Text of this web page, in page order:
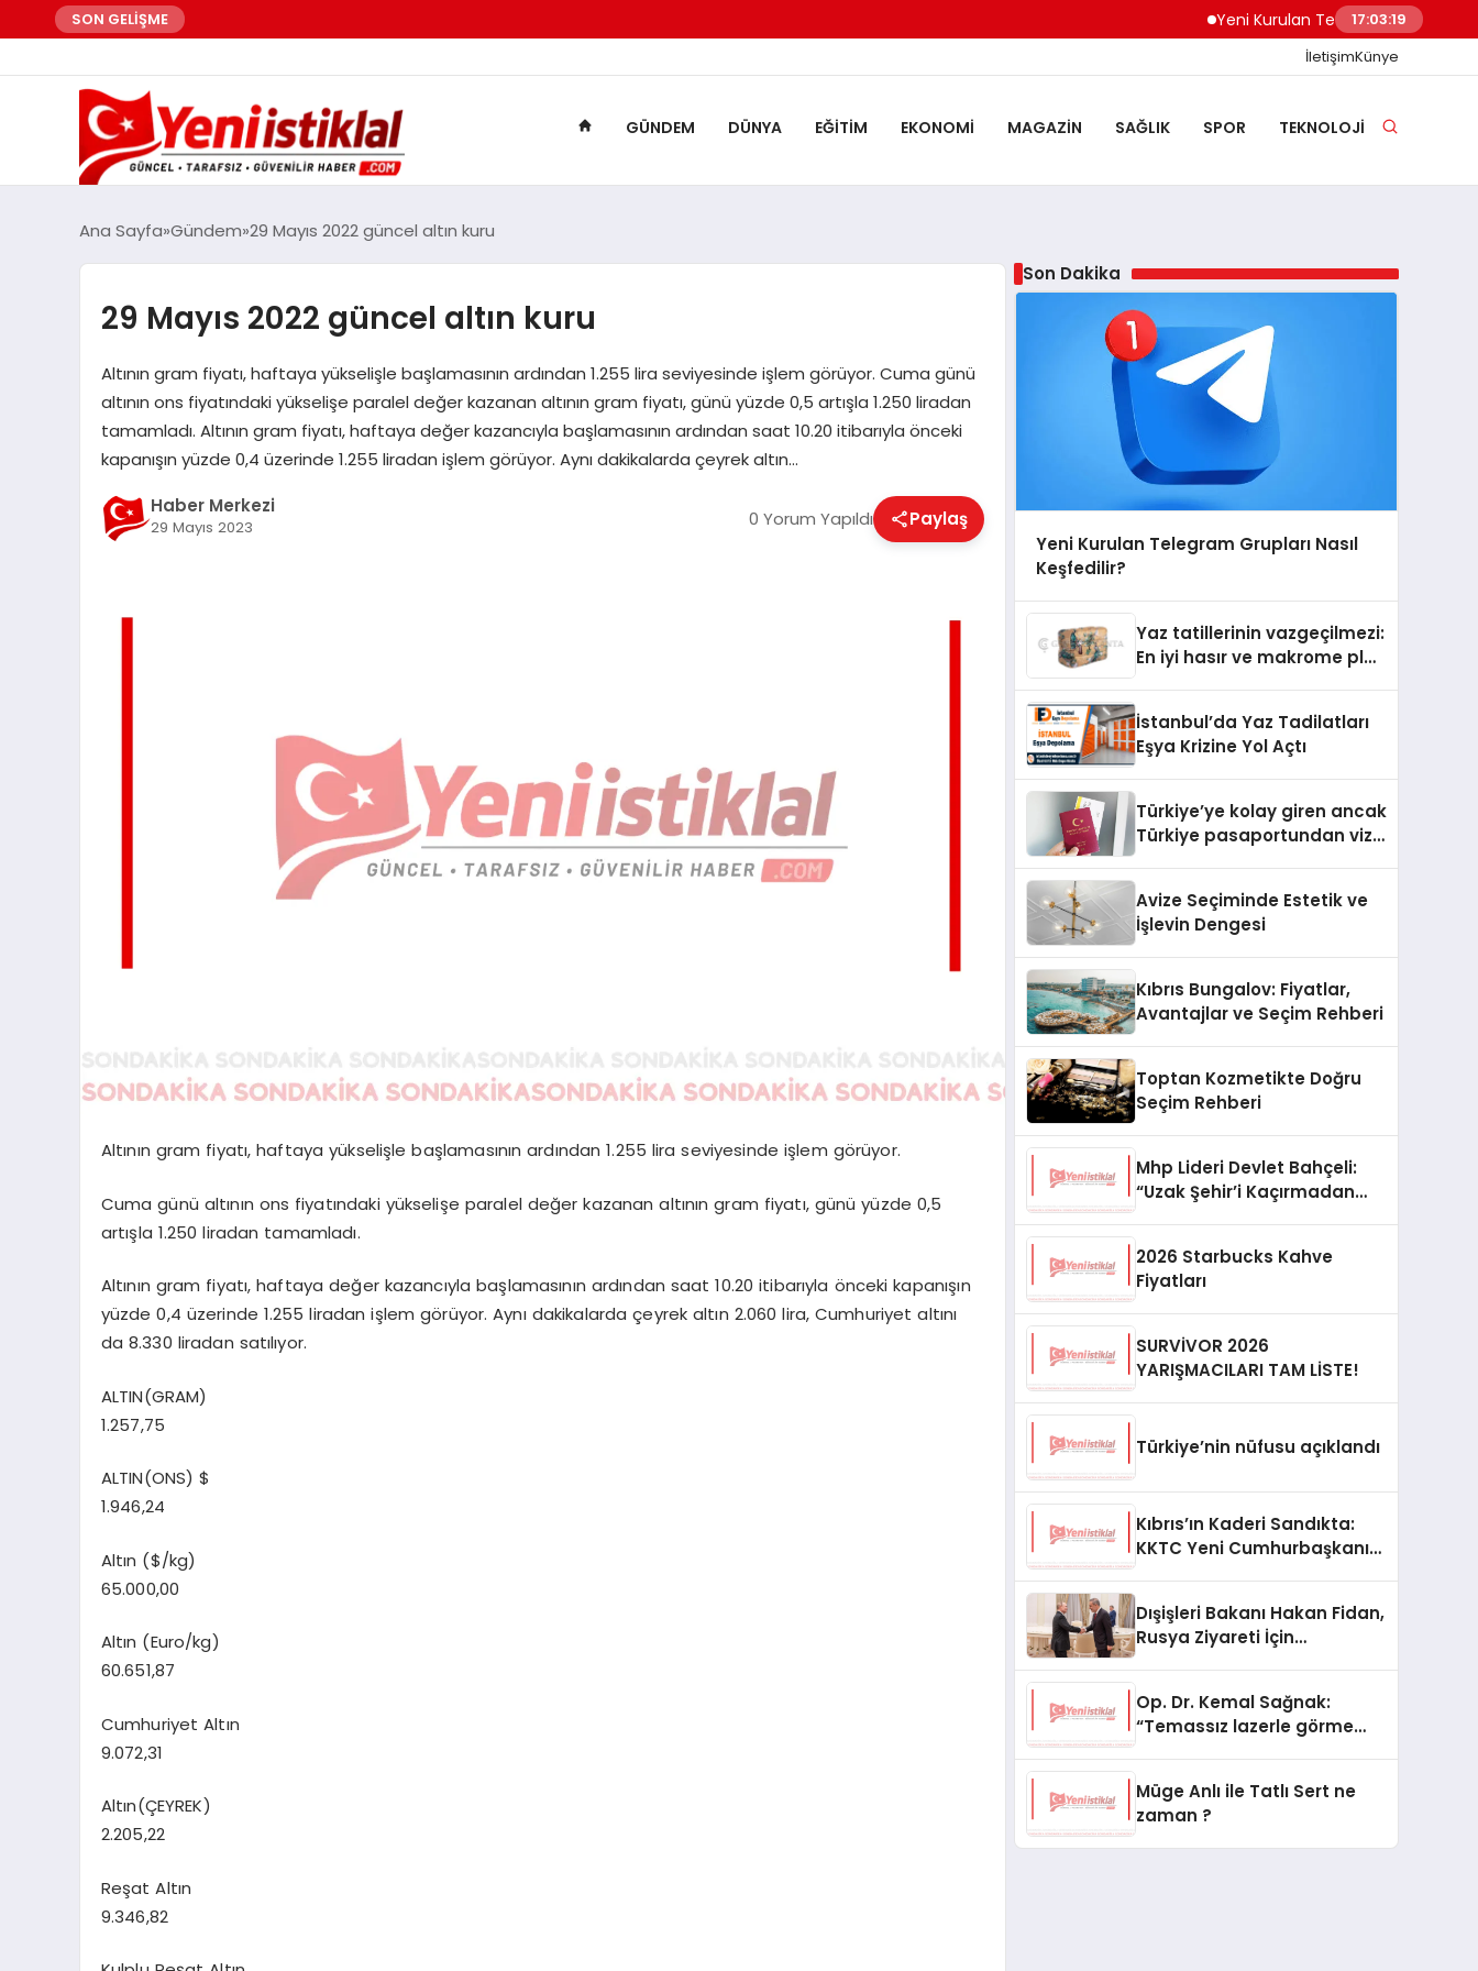
SON GELİŞME Yeni Kurulan Telegram Grupları Nasıl
17:03:20
İletişimKünye
GÜNDEM DÜNYA EĞITIM EKONOMI MAGAZIN SAĞLIK SPOR TEKNOLOJI
Ana Sayfa Gündem 29 Mayıs 2022 güncel altın kuru
29 Mayıs 2022 güncel altın kuru
Altının gram fiyatı, haftaya yükselişle başlamasının ardından 1.255 lira seviyesinde işlem görüyor. Cuma günü
altının ons fiyatındaki yükselişe paralel değer kazanan altının gram fiyatı, günü yüzde 0,5 artışla 1.250 liradan
tamamladı. Altının gram fiyatı, haftaya değer kazancıyla başlamasının ardından saat 10.20 itibarıyla önceki
kapanışın yüzde 0,4 üzerinde 1.255 liradan işlem görüyor. Aynı dakikalarda çeyrek altın…
Haber Merkezi
29 Mayıs 2023 0 Yorum Yapıldı Paylaş
Altının gram fiyatı, haftaya yükselişle başlamasının ardından 1.255 lira seviyesinde işlem görüyor.
Cuma günü altının ons fiyatındaki yükselişe paralel değer kazanan altının gram fiyatı, günü yüzde 0,5
artışla 1.250 liradan tamamladı.
Altının gram fiyatı, haftaya değer kazancıyla başlamasının ardından saat 10.20 itibarıyla önceki kapanışın
yüzde 0,4 üzerinde 1.255 liradan işlem görüyor. Aynı dakikalarda çeyrek altın 2.060 lira, Cumhuriyet altını
da 8.330 liradan satılıyor.
ALTIN(GRAM)
1.257,75
ALTIN(ONS) $
1.946,24
Altın ($/kg)
65.000,00
Altın (Euro/kg)
60.651,87
Cumhuriyet Altın
9.072,31
Altın(ÇEYREK)
2.205,22
Reşat Altın
9.346,82
Son Dakika
Yeni Kurulan Telegram Grupları Nasıl
Keşfedilir?
Yaz tatillerinin vazgeçilmezi:
En iyi hasır ve makrome plaj
İstanbul’da Yaz Tadilatları
Eşya Krizine Yol Açtı
Türkiye’ye kolay giren ancak
Türkiye pasaportundan vize
Avize Seçiminde Estetik ve
İşlevin Dengesi
Kıbrıs Bungalov: Fiyatlar,
Avantajlar ve Seçim Rehberi
Toptan Kozmetikte Doğru
Seçim Rehberi
Mhp Lideri Devlet Bahçeli:
“Uzak Şehir’i Kaçırmadan
2026 Starbucks Kahve
Fiyatları
SURVİVOR 2026
YARIŞMACILARI TAM LİSTE!
Türkiye’nin nüfusu açıklandı
Kıbrıs’ın Kaderi Sandıkta:
KKTC Yeni Cumhurbaşkanını
Dışişleri Bakanı Hakan Fidan,
Rusya Ziyareti İçin
Op. Dr. Kemal Sağnak:
“Temassız lazerle görme
Müge Anlı ile Tatlı Sert ne
zaman ?